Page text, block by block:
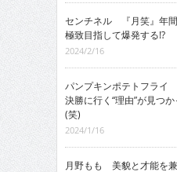
センチネル 『月笑』年
極致目指して爆発する!?
2024/2/16
パンプキンポテトフライ
決勝に行く“理由”が見つか
(笑)
2024/1/16
月野もも 美貌と才能を兼